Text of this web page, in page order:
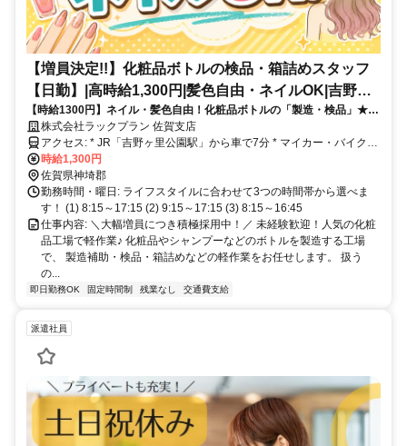
【増員決定!!】化粧品ボトルの検品・箱詰めスタッフ
【日勤】|高時給1,300円|髪色自由・ネイルOK|吉野ヶ
里町
【時給1300円】ネイル・髪色自由！化粧品ボトルの「製造・検品」★選
べる勤務時間・日勤/着替え手当あり／週払いOK｜吉野ヶ里町
株式会社ラックプラン 佐賀支店
アクセス: * JR「吉野ヶ里公園駅」から車で7分 * マイカー・バイク通
勤OK（無料駐車場完備）
時給1,300円
佐賀県神埼郡
勤務時間・曜日: ライフスタイルに合わせて3つの時間帯から選べま
す！ (1) 8:15～17:15 (2) 9:15～17:15 (3) 8:15～16:45
仕事内容: ＼大幅増員につき積極採用中！／ 未経験歓迎！人気の化粧
品工場で軽作業♪ 化粧品やシャンプーなどのボトルを製造する工場
で、 製造補助・検品・箱詰めなどの軽作業をお任せします。 扱う
の...
即日勤務OK 固定時間制 残業なし 交通費支給
派遣社員